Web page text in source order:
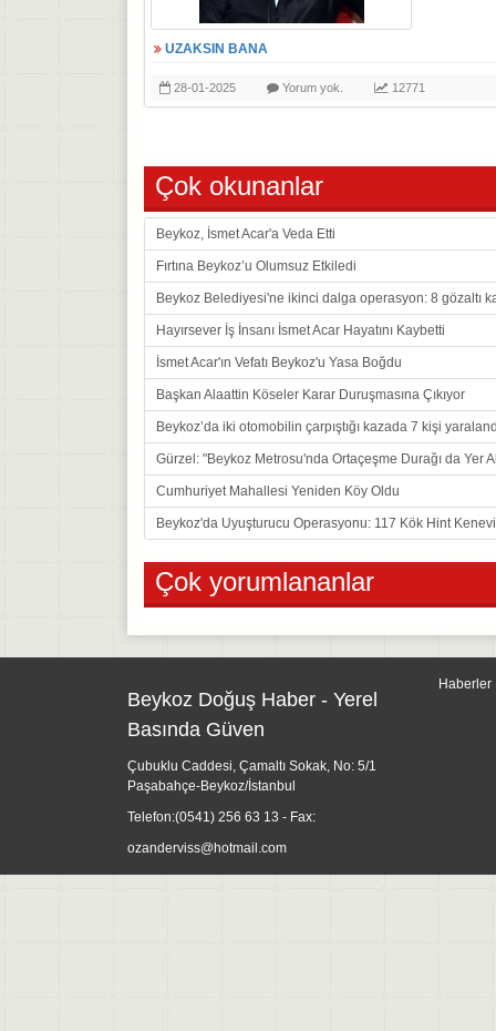
UZAKSIN BANA
28-01-2025 Yorum yok. 12771
Çok okunanlar
Beykoz, İsmet Acar'a Veda Etti
Fırtına Beykoz’u Olumsuz Etkiledi
Beykoz Belediyesi'ne ikinci dalga operasyon: 8 gözaltı
Hayırsever İş İnsanı İsmet Acar Hayatını Kaybetti
İsmet Acar'ın Vefatı Beykoz'u Yasa Boğdu
Başkan Alaattin Köseler Karar Duruşmasına Çıkıyor
Beykoz’da iki otomobilin çarpıştığı kazada 7 kişi
Gürzel: "Beykoz Metrosu'nda Ortaçeşme Durağı da Yer
Cumhuriyet Mahallesi Yeniden Köy Oldu
Beykoz'da Uyuşturucu Operasyonu: 117 Kök Hint
Çok yorumlananlar
Beykoz Doğuş Haber - Yerel
Basında Güven
Çubuklu Caddesi, Çamaltı Sokak, No: 5/1
Paşabahçe-Beykoz/İstanbul
Telefon:(0541) 256 63 13 - Fax:
ozanderviss@hotmail.com
Haberler